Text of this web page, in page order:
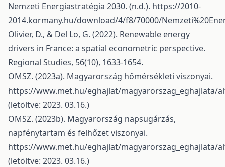
Nemzeti Energiastratégia 2030. (n.d.). https://2010-
2014.kormany.hu/download/4/f8/70000/
Olivier, D., & Del Lo, G. (2022). Renewable energy
drivers in France: a spatial econometric perspective.
Regional Studies, 56(10), 1633-1654.
OMSZ. (2023a). Magyarország hőmérsékleti viszonyai.
https://www.met.hu/eghajlat/magyarorszag_eghajlata/
(letöltve: 2023. 03.16.)
OMSZ. (2023b). Magyarország napsugárzás,
napfénytartam és felhőzet viszonyai.
https://www.met.hu/eghajlat/magyarorszag_eghajlata/
(letöltve: 2023. 03.16.)